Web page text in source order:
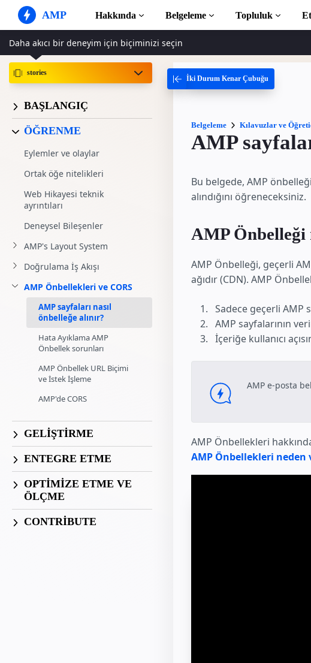
AMP Hakkında
AMP Web Siteleri
Kusursuz web deneyimleri
oluşturun
AMP Reklamları
Web'de süper hızlı reklamlar
Belgeleme
Kılavuzlar ve Öğreticiler
AMP'yi kullanmaya başlayın
Eksiksiz AMP kütüphanesi
Örnekler
Kurslar
Ücretsiz kurslarla AMP öğrenin
Kullanıma hazır
Oluşturmaya başlayın
Topluluk
Daha akıcı bir deneyim için biçiminizi seçin
stories
BAŞLANGIÇ
ÖĞRENME
Eylemler ve olaylar
Ortak öğe nitelikleri
Web Hikayesi teknik
ayrıntıları
Deneysel Bileşenler
AMP's Layout System
Doğrulama İş Akışı
AMP Önbellekleri ve CORS
AMP sayfaları nasıl
önbelleğe alınır?
Hata Ayıklama AMP
Önbellek sorunları
AMP Önbellek URL Biçimi
ve İstek İşleme
AMP'de CORS
GELIŞTIRME
ENTEGRE ETME
OPTİMİZE ETME VE
ÖLÇME
CONTRIBUTE
İki Durum Kenar Çubuğu
Belgeleme Kılavuzlar ve
AMP
Bu belgede, AMP
alındığını öğreneceksiniz.
AMP Önbelleği
AMP Önbelleği, geçerli
ağıdır (CDN). AMP
Sadece geçerli AMP
AMP sayfalarının
İçeriğe kullanıcı
AMP e-posta
AMP Önbellekleri
AMP Önbellekleri neden